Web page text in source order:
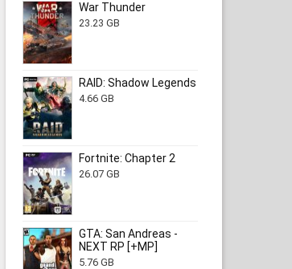
War Thunder
23.23 GB
RAID: Shadow Legends
4.66 GB
Fortnite: Chapter 2
26.07 GB
GTA: San Andreas -
NEXT RP [+MP]
5.76 GB